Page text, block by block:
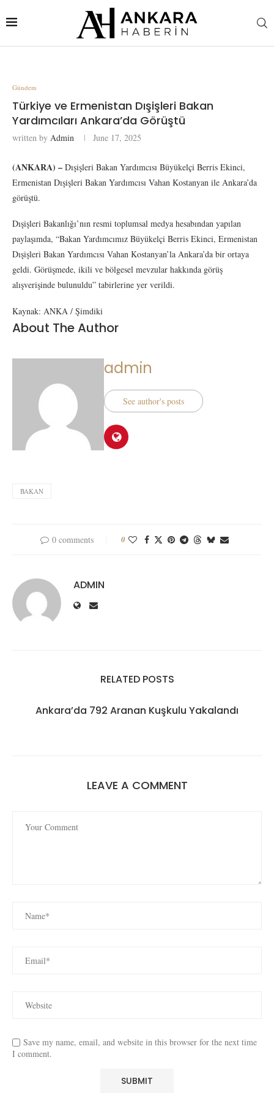
Gündem
Türkiye ve Ermenistan Dışişleri Bakan
Yardımcıları Ankara’da Görüştü
written by Admin June 17, 2025
(ANKARA) – Dışişleri Bakan Yardımcısı Büyükelçi Berris Ekinci,
Ermenistan Dışişleri Bakan Yardımcısı Vahan Kostanyan ile Ankara’da
görüştü.
Dışişleri Bakanlığı’nın resmi toplumsal medya hesabından yapılan
paylaşımda, “Bakan Yardımcımız Büyükelçi Berris Ekinci, Ermenistan
Dışişleri Bakan Yardımcısı Vahan Kostanyan’la Ankara’da bir ortaya
geldi. Görüşmede, ikili ve bölgesel mevzular hakkında görüş
alışverişinde bulunuldu” tabirlerine yer verildi.
Kaynak: ANKA / Şimdiki
About The Author
admin
See author's posts
BAKAN
0 comments 0
ADMIN
RELATED POSTS
Ankara’da 792 Aranan Kuşkulu Yakalandı
LEAVE A COMMENT
Save my name, email, and website in this browser for the next time
I comment.